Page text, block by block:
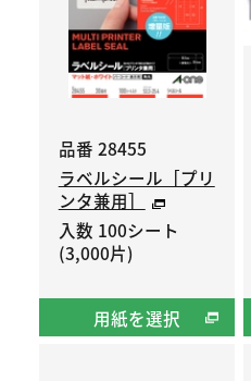
品番 28455
ラベルシール［プリ
ンタ兼用］
入数 100シート
(3,000片)
用紙を選択